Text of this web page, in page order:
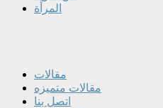
المرأة
مقالات
مقالات متميزه
اتصل بنا